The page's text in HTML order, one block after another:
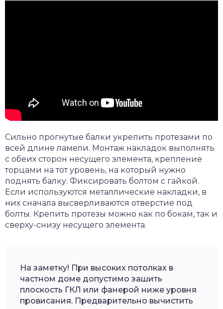
Сильно прогнутые балки укрепить протезами по
всей длине ламели. Монтаж накладок выполнять
с обеих сторон несущего элемента, крепление
торцами на тот уровень, на который нужно
поднять балку. Фиксировать болтом с гайкой.
Если используются металлические накладки, в
них сначала высверливаются отверстие под
болты. Крепить протезы можно как по бокам, так и
сверху-снизу несущего элемента.
На заметку! При высоких потолках в
частном доме допустимо зашить
плоскость ГКЛ или фанерой ниже уровня
провисания. Предварительно вычистить